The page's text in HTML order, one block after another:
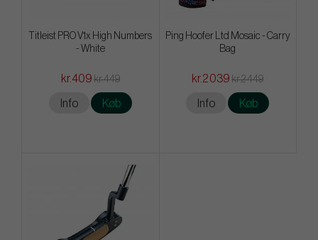
Titleist PRO V1x High Numbers
- White
kr.409 kr.449
Info Køb
Ping Hoofer Ltd Mosaic - Carry
Bag
kr.2 039 kr.2 449
Info Køb